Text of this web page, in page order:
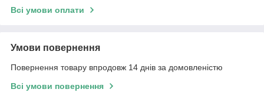
Всі умови оплати
Умови повернення
Повернення товару впродовж 14 днів за домовленістю
Всі умови повернення